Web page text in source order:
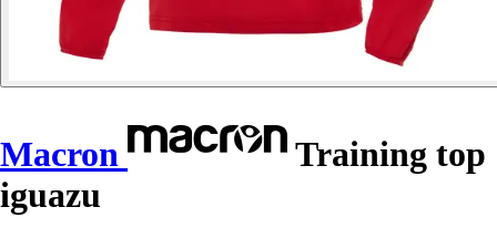
Macron
Training top
iguazu